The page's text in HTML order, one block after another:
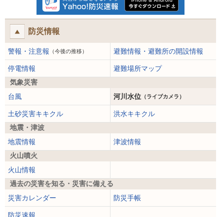
防災情報
警報・注意報 （今後の推移） 避難情報・避難所の開設情報
停電情報
避難場所マップ
気象災害
台風
河川水位 （ライブカメラ）
土砂災害キキクル
洪水キキクル
地震・津波
地震情報
津波情報
火山噴火
火山情報
過去の災害を知る・災害に備える
災害カレンダー
防災手帳
防災速報